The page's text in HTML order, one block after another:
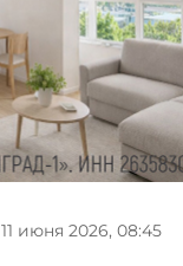
11 июня 2026, 08:45